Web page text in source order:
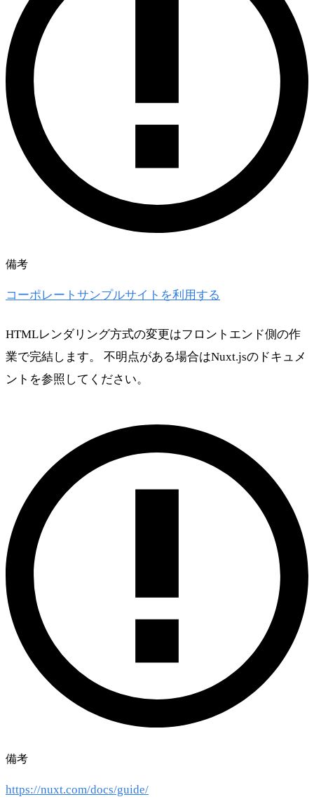
備考
コーポレートサンプルサイトを利用する
HTMLレンダリング方式の変更はフロントエンド側の作
業で完結します。 不明点がある場合はNuxt.jsのドキュメ
ントを参照してください。
備考
https://nuxt.com/docs/guide/